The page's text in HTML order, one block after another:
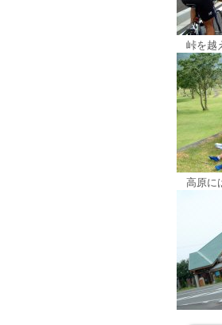
峠を越
高原に